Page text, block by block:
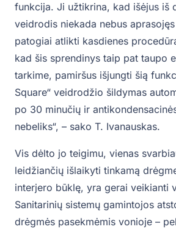
funkcija. Ji užtikrina, kad išėjus iš
veidrodis niekada nebus
patogiai atlikti kasdienes
kad šis sprendinys taip pat taupo
tarkime, pamiršus išjungti šią
Square“ veidrodžio šildymas
po 30 minučių ir
nebeliks“, – sako T. Ivanauskas.
Vis dėlto jo teigimu, vienas
leidžiančių išlaikyti tinkamą
interjero būklę, yra gerai veikianti
Sanitarinių sistemų gamintojos
drėgmės pasekmėmis vonioje –